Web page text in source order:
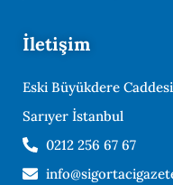
İletişim
Eski Büyükdere
Sarıyer İstanbul
0212 256 67 67